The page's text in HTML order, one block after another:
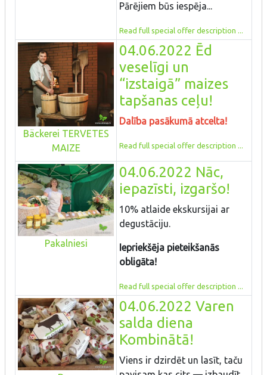
Pārējiem būs iespēja...
Read full special offer description ...
Bäckerei TERVETES
MAIZE
04.06.2022 Ēd
veselīgi un
“izstaigā” maizes
tapšanas ceļu!
Dalība pasākumā atcelta!
Read full special offer description ...
Pakalniesi
04.06.2022 Nāc,
iepazīsti, izgaršo!
10% atlaide ekskursijai ar
degustāciju.
Iepriekšēja pieteikšanās
obligāta!
Read full special offer description ...
04.06.2022 Varen
salda diena
Kombinātā!
Viens ir dzirdēt un lasīt, taču